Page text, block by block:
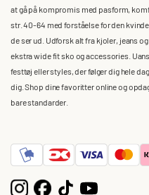
at gå på kompromis med pasform,
str. 40-64 med forståelse for den
de ser ud. Udforsk alt fra kjoler, jeans
ekstra wide fit sko og accessories.
festtøj eller styles, der følger dig hele
dig. Shop dine favoritter online og
bare standarder.